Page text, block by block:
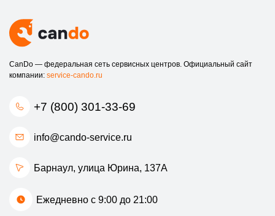
CanDo — федеральная сеть сервисных центров. Официальный сайт
компании: service-cando.ru
+7 (800) 301-33-69
info@cando-service.ru
Барнаул, улица Юрина, 137А
Ежедневно с 9:00 до 21:00